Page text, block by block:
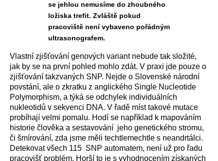
se jehlou nemusíme do zhoubného
ložiska trefit. Zvláště pokud
pracoviště není vybaveno pořádným
ultrasonografem.
Vlastní zjišťování genových variant nebude tak složité,
jak by se na první pohled mohlo zdát. V praxi jde pouze o
zjišťování takzvaných SNP. Nejde o Slovenské národní
povstání, ale o zkratku z anglického Single Nucleotide
Polymorphism, a týká se odchylek individuálních
nukleotidů v sekvenci DNA. V řadě míst takové mutace
probíhají velmi pomalu. Hodí se například k mapováním
historie člověka a sestavování jeho genetického stromu,
či šmírování, zda jsme měli techtlemechtle s neandrtálci.
Detekovat všech 115 SNP automatem, není už pro řadu
pracovišť problém. Horší to je s vyhodnocením získaných